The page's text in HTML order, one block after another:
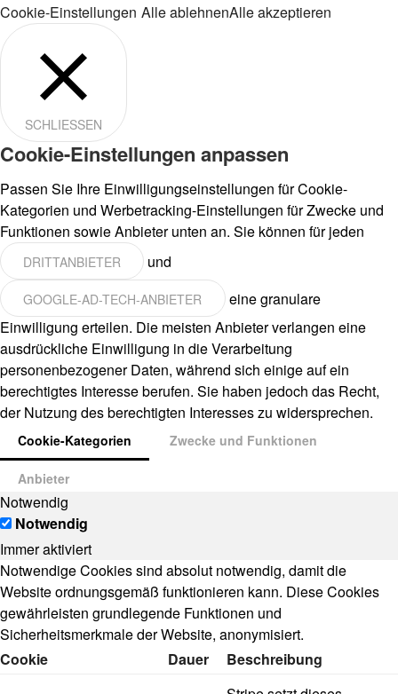
Cookie-Einstellungen Alle ablehnenAlle akzeptieren
SCHLIESSEN
Cookie-Einstellungen anpassen
Passen Sie Ihre Einwilligungseinstellungen für Cookie-
Kategorien und Werbetracking-Einstellungen für Zwecke und
Funktionen sowie Anbieter unten an. Sie können für jeden
DRITTANBIETER und
GOOGLE-AD-TECH-ANBIETER
eine granulare
Einwilligung erteilen. Die meisten Anbieter verlangen eine
ausdrückliche Einwilligung in die Verarbeitung
personenbezogener Daten, während sich einige auf ein
berechtigtes Interesse berufen. Sie haben jedoch das Recht,
der Nutzung des berechtigten Interesses zu widersprechen.
Cookie-Kategorien Zwecke und Funktionen
Anbieter
Notwendig
Notwendig
Immer aktiviert
Notwendige Cookies sind absolut notwendig, damit die
Website ordnungsgemäß funktionieren kann. Diese Cookies
gewährleisten grundlegende Funktionen und
Sicherheitsmerkmale der Website, anonymisiert.
Cookie
Dauer Beschreibung